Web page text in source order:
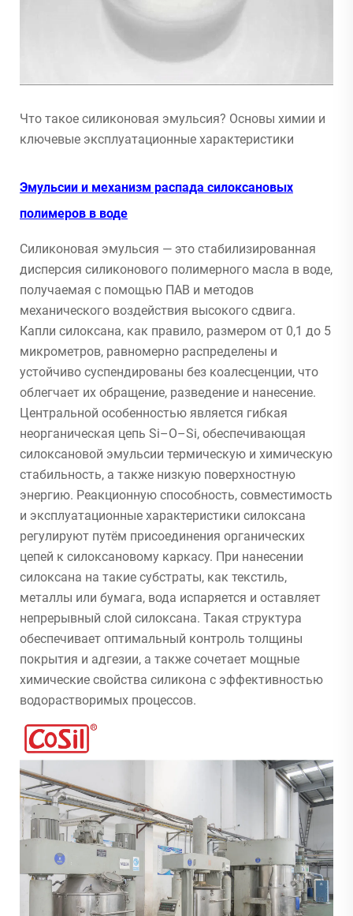
Что такое силиконовая эмульсия? Основы химии и
ключевые эксплуатационные характеристики
Эмульсии и механизм распада силоксановых
полимеров в воде
Силиконовая эмульсия — это стабилизированная
дисперсия силиконового полимерного масла в воде,
получаемая с помощью ПАВ и методов
механического воздействия высокого сдвига.
Капли силоксана, как правило, размером от 0,1 до 5
микрометров, равномерно распределены и
устойчиво суспендированы без коалесценции, что
облегчает их обращение, разведение и нанесение.
Центральной особенностью является гибкая
неорганическая цепь Si–O–Si, обеспечивающая
силоксановой эмульсии термическую и химическую
стабильность, а также низкую поверхностную
энергию. Реакционную способность, совместимость
и эксплуатационные характеристики силоксана
регулируют путём присоединения органических
цепей к силоксановому каркасу. При нанесении
силоксана на такие субстраты, как текстиль,
металлы или бумага, вода испаряется и оставляет
непрерывный слой силоксана. Такая структура
обеспечивает оптимальный контроль толщины
покрытия и адгезии, а также сочетает мощные
химические свойства силикона с эффективностью
водорастворимых процессов.